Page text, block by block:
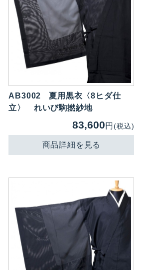
AB3002
夏用黒衣〈8ヒダ仕
立〉 れいび駒撚紗地
83,600円(税込)
商品詳細を見る